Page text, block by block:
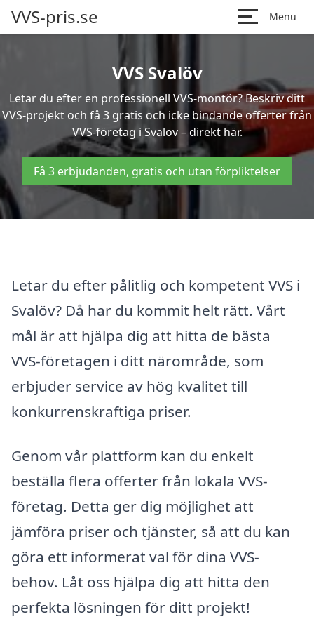
VVS-pris.se Menu
VVS Svalöv
Letar du efter en professionell VVS-montör? Beskriv ditt
VVS-projekt och få 3 gratis och icke bindande offerter från
VVS-företag i Svalöv – direkt här.
Få 3 erbjudanden, gratis och utan förpliktelser
Letar du efter pålitlig och kompetent VVS i
Svalöv? Då har du kommit helt rätt. Vårt
mål är att hjälpa dig att hitta de bästa
VVS-företagen i ditt närområde, som
erbjuder service av hög kvalitet till
konkurrenskraftiga priser.
Genom vår plattform kan du enkelt
beställa flera offerter från lokala VVS-
företag. Detta ger dig möjlighet att
jämföra priser och tjänster, så att du kan
göra ett informerat val för dina VVS-
behov. Låt oss hjälpa dig att hitta den
perfekta lösningen för ditt projekt!